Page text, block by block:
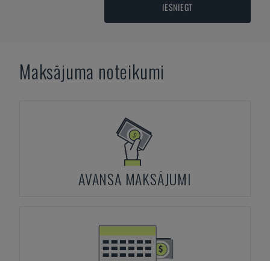
IESNIEGT
Maksājuma noteikumi
AVANSA MAKSĀJUMI